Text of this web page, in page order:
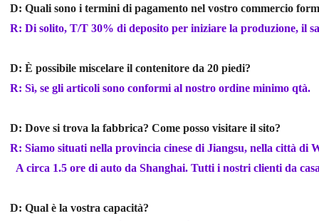
D: Quali sono i termini di pagamento nel vostro commercio
R: Di solito, T/T 30% di deposito per iniziare la produzione, il
D: È possibile miscelare il contenitore da 20 piedi?
R: Sì, se gli articoli sono conformi al nostro ordine minimo qtà.
D: Dove si trova la fabbrica? Come posso visitare il sito?
R: Siamo situati nella provincia cinese di Jiangsu, nella città di
A circa 1.5 ore di auto da Shanghai. Tutti i nostri clienti da
D: Qual è la vostra capacità?